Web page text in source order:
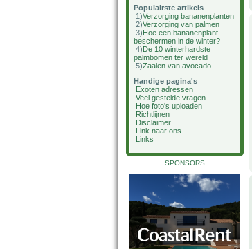
Populairste artikels
1)Verzorging bananenplanten
2)Verzorging van palmen
3)Hoe een bananenplant
beschermen in de winter?
4)De 10 winterhardste
palmbomen ter wereld
5)Zaaien van avocado
Handige pagina's
Exoten adressen
Veel gestelde vragen
Hoe foto's uploaden
Richtlijnen
Disclaimer
Link naar ons
Links
SPONSORS